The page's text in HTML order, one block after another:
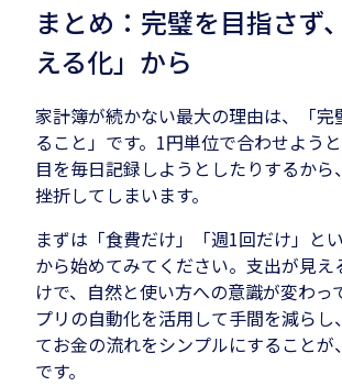
まとめ：完璧を目指さず
える化」から
家計簿が続かない最大の理由は、「完
ること」です。1円単位で合わせよう
目を毎日記録しようとしたりするから
挫折してしまいます。
まずは「食費だけ」「週1回だけ」と
から始めてみてください。支出が見え
けで、自然と使い方への意識が変わっ
プリの自動化を活用して手間を減らし
てお金の流れをシンプルにすることが
です。